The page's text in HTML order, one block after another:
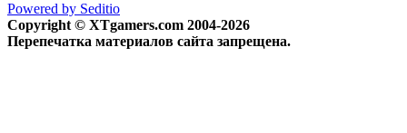
Powered by Seditio
Copyright © XTgamers.com 2004-2026
Перепечатка материалов сайта запрещена.